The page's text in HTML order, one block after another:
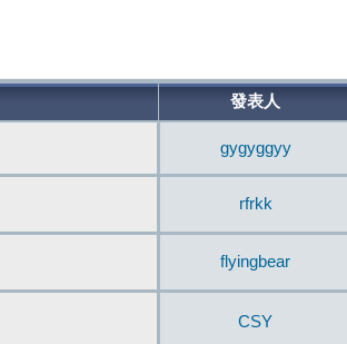
發表人
gygyggyy
rfrkk
flyingbear
CSY